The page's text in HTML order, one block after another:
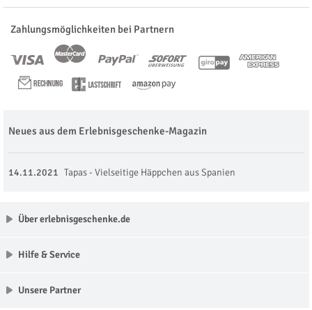
Zahlungsmöglichkeiten bei Partnern
Neues aus dem Erlebnisgeschenke-Magazin
14.11.2021 Tapas - Vielseitige Häppchen aus Spanien
Über erlebnisgeschenke.de
Hilfe & Service
Unsere Partner